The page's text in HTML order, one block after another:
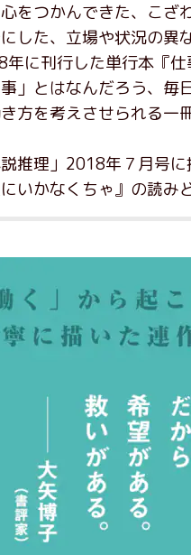
をつかんできた、こざ
した、立場や状況の異
年に刊行した単行本『
事」とはなんだろう、
方を考えさせられる一
説推理」2018年７月号
いかなくちゃ』の読み